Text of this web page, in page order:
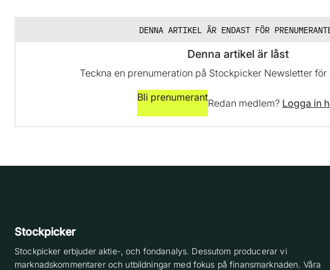
DENNA ARTIKEL ÄR ENDAST FÖR
Denna artikel är låst
Teckna en prenumeration på Stockpicker Newsletter för
Bli prenumerantRedan medlem? Logga in
Stockpicker
Stockpicker erbjuder aktie-, och fondanalys. Dessutom producerar vi
marknadskommentarer och utbildningar med fokus på finansmarknaden. Våra